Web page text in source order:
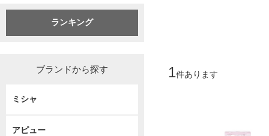
ランキング
ブランドから探す
ミシャ
アピュー
1件あります